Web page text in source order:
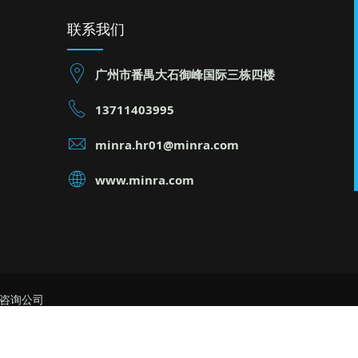
联系我们
广州市番禺大石御峰国际三栋四楼
13711403995
minra.hr01@minra.com
www.minra.com
询公司